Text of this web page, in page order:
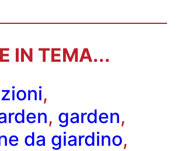
IN TEMA...
,
, garden,
da giardino,